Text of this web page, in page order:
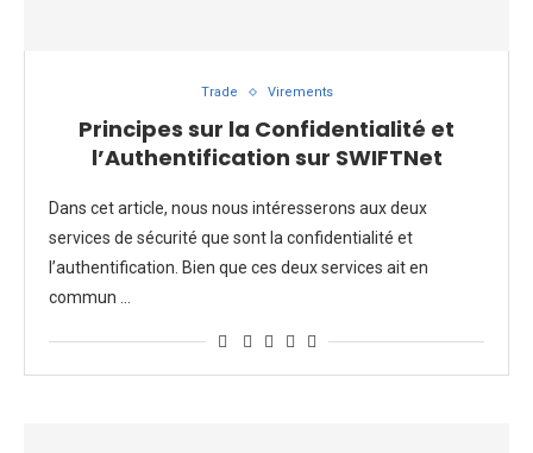
Trade Virements
Principes sur la Confidentialité et
l’Authentification sur SWIFTNet
Dans cet article, nous nous intéresserons aux deux
services de sécurité que sont la confidentialité et
l’authentification. Bien que ces deux services ait en
commun …